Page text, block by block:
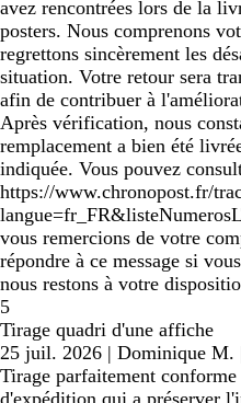
avez rencontrées lors de la
posters. Nous comprenons
regrettons sincèrement les
situation. Votre retour sera
afin de contribuer à
Après vérification, nous
remplacement a bien été
indiquée. Vous pouvez
https://www.chronopost.fr/
vous remercions de votre
répondre à ce message si
nous restons à votre
5
Tirage quadri d'une affiche
25 juil. 2026 | Dominique M.
Tirage parfaitement
d'expédition qui a préserver